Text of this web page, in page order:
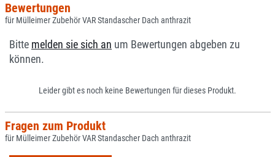
Bewertungen
für Mülleimer Zubehör VAR Standascher Dach anthrazit
Bitte melden sie sich an um Bewertungen abgeben zu
können.
Leider gibt es noch keine Bewertungen für dieses Produkt.
Fragen zum Produkt
für Mülleimer Zubehör VAR Standascher Dach anthrazit